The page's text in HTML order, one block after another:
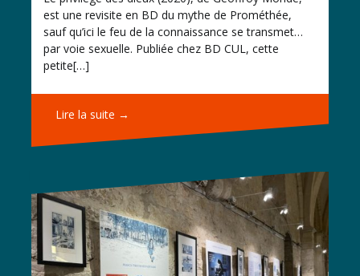
est une revisite en BD du mythe de Prométhée,
sauf qu’ici le feu de la connaissance se transmet…
par voie sexuelle. Publiée chez BD CUL, cette
petite[…]
Lire la suite →